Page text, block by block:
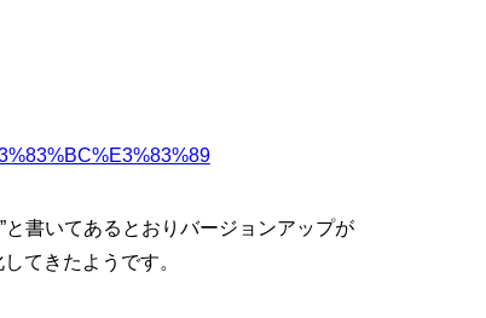
書いてあるとおりバージョンアップが
てきたようです。